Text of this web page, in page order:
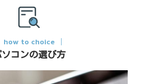
how to choice
ソコンの選び方